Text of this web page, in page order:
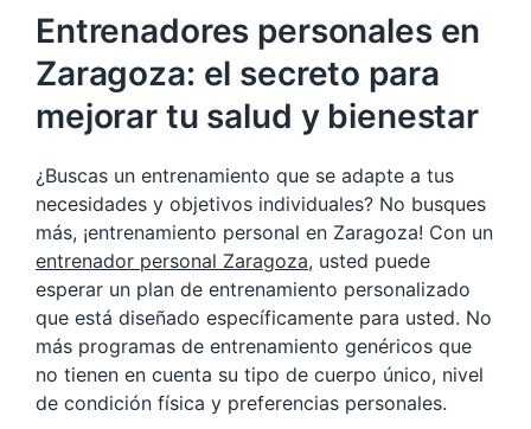
Entrenadores personales en
Zaragoza: el secreto para
mejorar tu salud y bienestar
¿Buscas un entrenamiento que se adapte a tus
necesidades y objetivos individuales? No busques
más, ¡entrenamiento personal en Zaragoza! Con un
entrenador personal Zaragoza, usted puede
esperar un plan de entrenamiento personalizado
que está diseñado específicamente para usted. No
más programas de entrenamiento genéricos que
no tienen en cuenta su tipo de cuerpo único, nivel
de condición física y preferencias personales.